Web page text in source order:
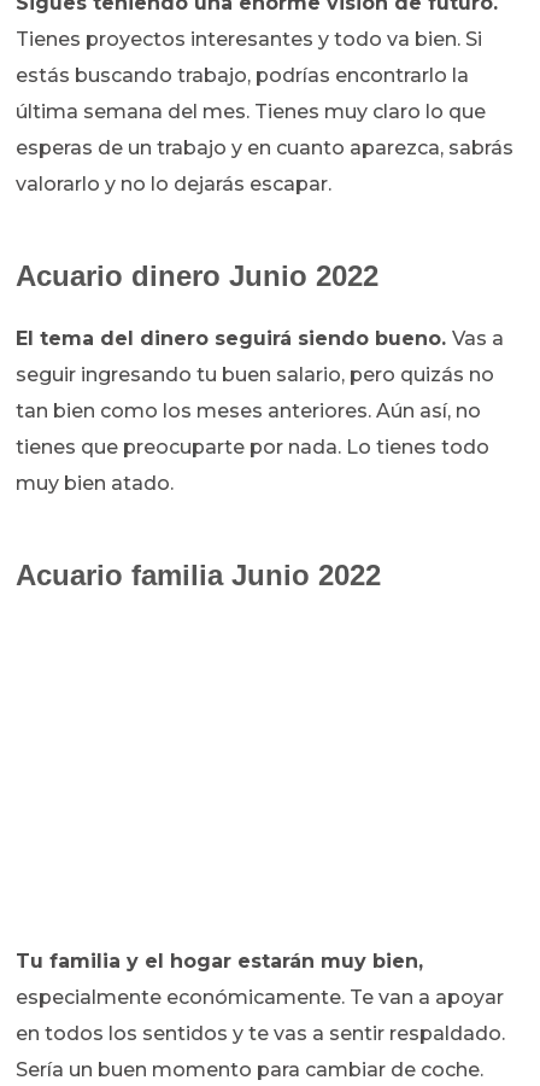
Tienes proyectos interesantes y todo va bien. Si
estás buscando trabajo, podrías encontrarlo la
última semana del mes. Tienes muy claro lo que
esperas de un trabajo y en cuanto aparezca, sabrás
valorarlo y no lo dejarás escapar.
Acuario dinero Junio 2022
El tema del dinero seguirá siendo bueno.Vas a
seguir ingresando tu buen salario, pero quizás no
tan bien como los meses anteriores. Aún así, no
tienes que preocuparte por nada. Lo tienes todo
muy bien atado.
Acuario familia Junio 2022
Tu familia y el hogar estarán muy bien,
especialmente económicamente. Te van a apoyar
en todos los sentidos y te vas a sentir respaldado.
Sería un buen momento para cambiar de coche.